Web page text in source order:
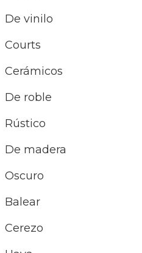
De vinilo
Courts
Cerámicos
De roble
Rústico
De madera
Oscuro
Balear
Cerezo